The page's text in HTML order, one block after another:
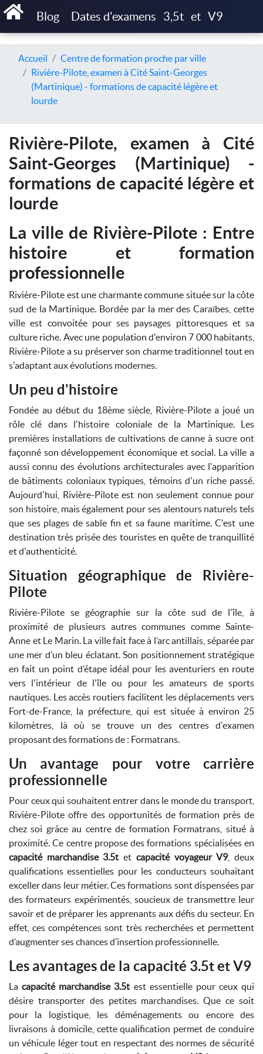
Blog Dates d'examens 3,5t et V9
Accueil
Centre de formation proche par ville
Rivière-Pilote, examen à Cité Saint-Georges
(Martinique) - formations de capacité légère et
lourde
Rivière-Pilote, examen à Cité
Saint-Georges (Martinique) -
formations de capacité légère et
lourde
La ville de Rivière-Pilote : Entre
histoire et formation
professionnelle
Rivière-Pilote est une charmante commune située sur la côte
sud de la Martinique. Bordée par la mer des Caraïbes, cette
ville est convoitée pour ses paysages pittoresques et sa
culture riche. Avec une population d'environ 7 000 habitants,
Rivière-Pilote a su préserver son charme traditionnel tout en
s'adaptant aux évolutions modernes.
Un peu d'histoire
Fondée au début du 18ème siècle, Rivière-Pilote a joué un
rôle clé dans l'histoire coloniale de la Martinique. Les
premières installations de cultivations de canne à sucre ont
façonné son développement économique et social. La ville a
aussi connu des évolutions architecturales avec l'apparition
de bâtiments coloniaux typiques, témoins d'un riche passé.
Aujourd'hui, Rivière-Pilote est non seulement connue pour
son histoire, mais également pour ses alentours naturels tels
que ses plages de sable fin et sa faune maritime. C'est une
destination très prisée des touristes en quête de tranquillité
et d'authenticité.
Situation géographique de Rivière-
Pilote
Rivière-Pilote se géographie sur la côte sud de l'île, à
proximité de plusieurs autres communes comme Sainte-
Anne et Le Marin. La ville fait face à l’arc antillais, séparée par
une mer d’un bleu éclatant. Son positionnement stratégique
en fait un point d’étape idéal pour les aventuriers en route
vers l'intérieur de l'île ou pour les amateurs de sports
nautiques. Les accès routiers facilitent les déplacements vers
Fort-de-France, la préfecture, qui est située à environ 25
kilomètres, là où se trouve un des centres d'examen
proposant des formations de : Formatrans.
Un avantage pour votre carrière
professionnelle
Pour ceux qui souhaitent entrer dans le monde du transport,
Rivière-Pilote offre des opportunités de formation près de
chez soi grâce au centre de formation Formatrans, situé à
proximité. Ce centre propose des formations spécialisées en
capacité marchandise 3.5t et capacité voyageur V9, deux
qualifications essentielles pour les conducteurs souhaitant
exceller dans leur métier. Ces formations sont dispensées par
des formateurs expérimentés, soucieux de transmettre leur
savoir et de préparer les apprenants aux défis du secteur. En
effet, ces compétences sont très recherchées et permettent
d’augmenter ses chances d’insertion professionnelle.
Les avantages de la capacité 3.5t et V9
Lacapacité marchandise 3.5t est essentielle pour ceux qui
désire transporter des petites marchandises. Que ce soit
pour la logistique, les déménagements ou encore des
livraisons à domicile, cette qualification permet de conduire
un véhicule léger tout en respectant des normes de sécurité